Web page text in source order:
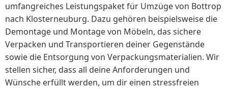
umfangreiches Leistungspaket für Umzüge von Bottrop
nach Klosterneuburg. Dazu gehören beispielsweise die
Demontage und Montage von Möbeln, das sichere
Verpacken und Transportieren deiner Gegenstände
sowie die Entsorgung von Verpackungsmaterialien. Wir
stellen sicher, dass all deine Anforderungen und
Wünsche erfüllt werden, um dir einen stressfreien